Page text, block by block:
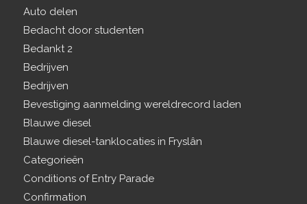
Auto delen
Bedacht door studenten
Bedankt 2
Bedrijven
Bedrijven
Bevestiging aanmelding wereldrecord laden
Blauwe diesel
Blauwe diesel-tanklocaties in Fryslân
Categorieën
Conditions of Entry Parade
Confirmation